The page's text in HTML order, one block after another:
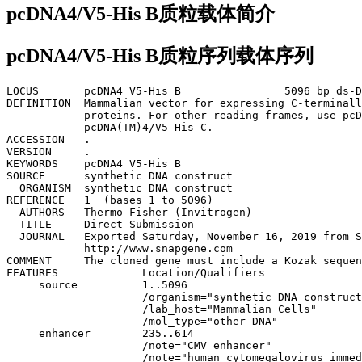
pcDNA4/V5-His B质粒载体简介
pcDNA4/V5-His B质粒序列载体序列
LOCUS       pcDNA4 V5-His B                5096 bp ds-DNA     circular SYN 24-OCT-2017
DEFINITION  Mammalian vector for expressing C-terminally V5- and 6xHis-tagged 
            proteins. For other reading frames, use pcDNA(TM)4/V5-His A or 
            pcDNA(TM)4/V5-His C.
ACCESSION   .
VERSION     .
KEYWORDS    pcDNA4 V5-His B
SOURCE      synthetic DNA construct
  ORGANISM  synthetic DNA construct
REFERENCE   1  (bases 1 to 5096)
  AUTHORS   Thermo Fisher (Invitrogen)
  TITLE     Direct Submission
  JOURNAL   Exported Saturday, November 16, 2019 from SnapGene Viewer 3.1.4
            http://www.snapgene.com
COMMENT     The cloned gene must include a Kozak sequence and start codon.
FEATURES             Location/Qualifiers
     source          1..5096
                     /organism="synthetic DNA construct"
                     /lab_host="Mammalian Cells"
                     /mol_type="other DNA"
     enhancer        235..614
                     /note="CMV enhancer"
                     /note="human cytomegalovirus immediate early enhancer"
     promoter        615..818
                     /note="CMV promoter"
                     /note="human cytomegalovirus (CMV) immediate early 
                     promoter"
     promoter        863..881
                     /note="T7 promoter"
                     /note="promoter for bacteriophage T7 RNA polymerase"
     misc_feature    895..1012
                     /note="MCS"
                     /note="multiple cloning site"
     CDS             1013..1054
                     /codon_start=1
                     /product="epitope tag from simian virus 5"
                     /note="V5 tag"
                     /translation="GKPIPNPLLGLDST"
     CDS             1064..1081
                     /codon_start=1
                     /product="6xHis affinity tag"
                     /note="6xHis"
                     /translation="HHHHHH"
     polyA_signal    1110..1334
                     /note="bGH poly(A) signal"
                     /note="bovine growth hormone polyadenylation signal"
     rep_origin      1380..1808
                     /direction=RIGHT
                     /note="f1 ori"
                     /note="f1 bacteriophage origin of replication; arrow 
                     indicates direction of (+) strand synthesis"
     promoter        1822..2151
                     /note="SV40 promoter"
                     /note="SV40 enhancer and early promoter"
     rep_origin      2002..2137
                     /note="SV40 ori"
                     /note="SV40 origin of replication"
     promoter        2199..2246
                     /note="EM7 promoter"
                     /note="synthetic bacterial promoter "
     CDS             2265..2639
                     /codon_start=1
                     /gene="Sh ble from Streptoalloteichus hindustanus"
                     /product="antibiotic-binding protein"
                     /note="BleoR"
                     /note="confers resistance to bleomycin, phleomycin, and 
                     Zeocin(TM)"
                     /translation="MAKLTSAVPVLTARDVAGAVEFWTDRLGFSRDFVEDDFAGVVRDD
                     VTLFISAVQDQVVPDNTLAWVWVRGLDELYAEWSEVVSTNFRDASGPAMTEIGEQPWGR
                     EFALRDPAGNCVHFVAEEQD"
     polyA_signal    2769..2890
                     /note="SV40 poly(A) signal"
                     /note="SV40 polyadenylation signal"
     rep_origin      complement(3341..3929)
                     /direction=LEFT
                     /note="ori"
                     /note="high-copy-number ColE1/pMB1/pBR322/pUC origin of 
                     replication"
     CDS             complement(4100..4960)
                     /codon_start=1
                     /gene="bla"
                     /product="beta-lactamase"
                     /note="AmpR"
                     /note="confers resistance to ampicillin, carbenicillin, and
                     related antibiotics"
                     /translation="MSIQHFRVALIPFFAAFCLPVFAHPETLVKVKDAEDQLGARVGYI
                     ELDLNSGKILESFRPEERFPMMSTFKVLLCGAVLSRIDAGQEQLGRRIHYSQNDLVEYS
                     PVTEKHLTDGMTVRELCSAAITMSDNTAANLLLTTIGGPKELTAFLHNMGDHVTRLDRW
                     EPELNEAIPNDERDTTMPVAMATTLRKLLTGELLTLASRQQLIDWMEADKVAGPLLRSA
                     LPAGWFIADKSGAGERGSRGIIAALGPDGKPSRIVVIYTTGSQATMDERNRQIAEIGAS
                     LIKHW"
     promoter        complement(4961..5065)
                     /gene="bla"
                     /note="AmpR promoter"
ORIGIN
        1 gacggatcgg gagatctccc gatcccctat ggtgcactct cagtacaatc tgctctgatg
       61 ccgcatagtt aagccagtat ctgctccctg cttgtgtgtt ggaggtcgct gagtagtgcg
      121 cgagcaaaat ttaagctaca acaaggcaag gcttgaccga caattgcatg aagaatctgc
      181 ttagggttag gcgttttgcg ctgcttcgcg atgtacgggc cagatatacg cgttgacatt
      241 gattattgac tagttattaa tagtaatcaa ttacggggtc attagttcat agcccatata
      301 tggagttccg cgttacataa cttacggtaa atggcccgcc tggctgaccg cccaacgacc
      361 cccgcccatt gacgtcaata atgacgtatg ttcccatagt aacgccaata gggactttcc
      421 attgacgtca atgggtggag tatttacggt aaactgccca cttggcagta catcaagtgt
      481 atcatatgcc aagtacgccc cctattgacg tcaatgacgg taaatggccc gcctggcatt
      541 atgcccagta catgacctta tgggactttc ctacttggca gtacatctac gtattagtca
      601 tcgctattac catggtgatg cggttttggc agtacatcaa tgggcgtgga tagcggtttg
      661 actcacgggg atttccaagt ctccacccca ttgacgtcaa tgggagtttg ttttggcacc
      721 aaaatcaacg ggactttcca aaatgtcgta acaactccgc cccattgacg caaatgggcg
      781 gtaggcgtgt acggtgggag gtctatataa gcagagctct ctggctaact agagaaccca
      841 ctgcttactg gcttatcgaa attaatacga ctcactatag ggagacccaa gctggctagc
      901 gtttaaactt aagcttggta ccgagctcgg atccactagt ccagtgtggt ggaattctgc
      961 agatatccag cacagtggcg gccgctcgag tctagagggc ccgcggttcg aaggtaagcc
     1021 tatccctaac cctctcctcg gtctcgattc tacgcgtacc ggtcatcatc accatcacca
     1081 ttgagtttaa acccgctgat cagcctcgac tgtgccttct agttgccagc catctgttgt
     1141 ttgcccctcc cccgtgcctt ccttgaccct ggaaggtgcc actcccactg tcctttccta
     1201 ataaaatgag gaaattgcat cgcattgtct gagtaggtgt cattctattc tggggggtgg
     1261 ggtggggcag gacagcaagg gggaggattg ggaagacaat agcaggcatg ctggggatgc
     1321 ggtgggctct atggcttctg aggcggaaag aaccagctgg ggctctaggg ggtatcccca
     1381 cgcgccctgt agcggcgcat taagcgcggc gggtgtggtg gttacgcgca gcgtgaccgc
     1441 tacacttgcc agcgccctag cgcccgctcc tttcgctttc